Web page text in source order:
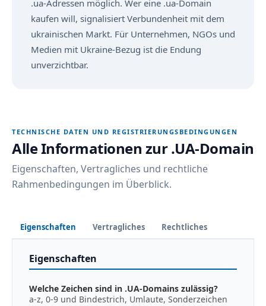
.ua-Adressen möglich. Wer eine .ua-Domain
kaufen will, signalisiert Verbundenheit mit dem
ukrainischen Markt. Für Unternehmen, NGOs und
Medien mit Ukraine-Bezug ist die Endung
unverzichtbar.
TECHNISCHE DATEN UND REGISTRIERUNGSBEDINGUNGEN
Alle Informationen zur .UA-Domain
Eigenschaften, Vertragliches und rechtliche
Rahmenbedingungen im Überblick.
Eigenschaften Vertragliches Rechtliches
Eigenschaften
Welche Zeichen sind in .UA-Domains zulässig?
a-z, 0-9 und Bindestrich, Umlaute, Sonderzeichen